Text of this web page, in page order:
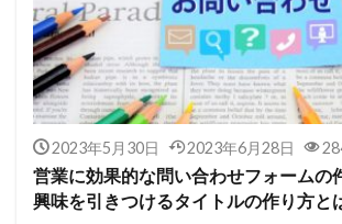
2023年5月30日 2023年6月28日
営業に効果的な問い合わせフォームの
興味を引きつけるタイトルの作り方と